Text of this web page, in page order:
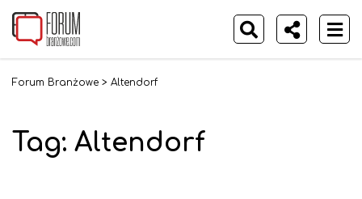
Forum Branżowe > Altendorf
Tag: Altendorf